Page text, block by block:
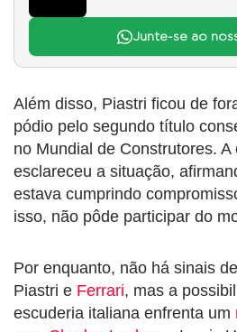
Junte-se ao
Além disso, Piastri ficou de
pódio pelo segundo título
no Mundial de Construtores.
esclareceu a situação,
estava cumprindo
isso, não pôde participar do
Por enquanto, não há sinais
Piastri e Ferrari, mas a
escuderia italiana enfrenta um